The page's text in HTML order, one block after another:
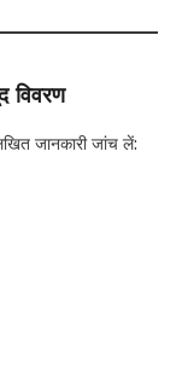
जानकारी जांच लें: